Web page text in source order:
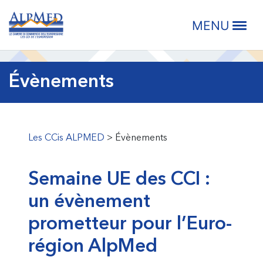
à
la
navigation
principale
au
contenu
principal
à
la
barre
latérale
principale
au
pied
de
page
LES
MENU
Évènements
Les CCis ALPMED > Évènements
Semaine UE des CCI :
un évènement
prometteur pour l’Euro-
région AlpMed